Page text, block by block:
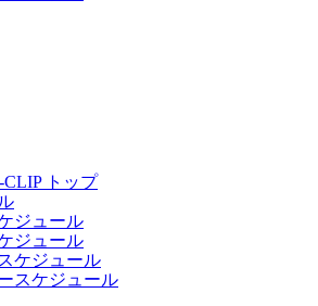
トップ
ジュール
ジュール
ケジュール
スケジュール